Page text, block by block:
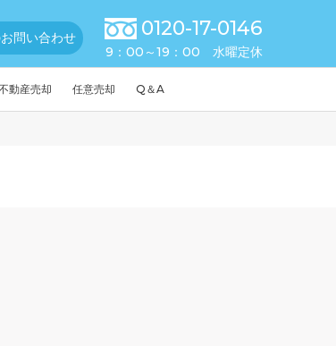
問い合わせ 0120-17-0146
9：00～19：00 水曜定休
動産売却 任意売却 Q＆A